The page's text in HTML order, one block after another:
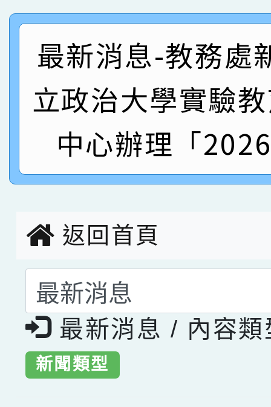
創客第三名。
賽 洪綺君教師榮獲社
名
賀！本校阿巴斯O蜜、
倩參加桃園市科展 國
名 指導老師王老師、
賀！本校四年二班張O
園市英語競賽國小朗讀
賀！本校參加桃園市中
賽 劉文瑛教師榮獲教
臺灣台語-第二名
賀！本校參與2026世
市賽榮獲科學小創客佳
最新消息-教務處
立政治大學實驗
中心辦理「
返回首頁
選擇後頁面內容會更
最新消息 / 內容類
新聞類型